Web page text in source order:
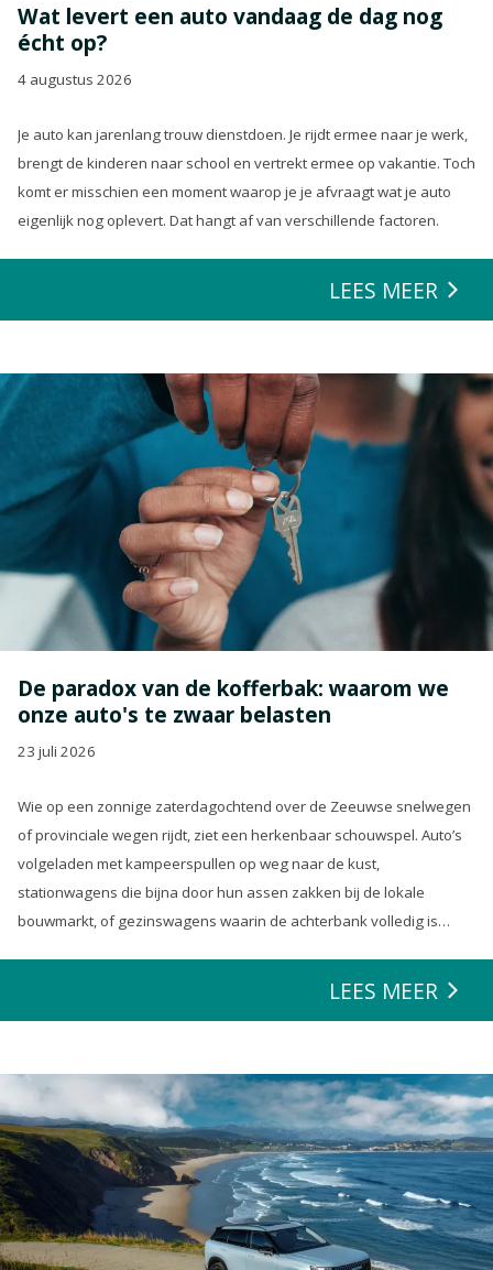
Wat levert een auto vandaag de dag nog
écht op?
4 augustus 2026
Je auto kan jarenlang trouw dienstdoen. Je rijdt ermee naar je werk,
brengt de kinderen naar school en vertrekt ermee op vakantie. Toch
komt er misschien een moment waarop je je afvraagt wat je auto
eigenlijk nog oplevert. Dat hangt af van verschillende factoren.
LEES MEER
De paradox van de kofferbak: waarom we
onze auto's te zwaar belasten
23 juli 2026
Wie op een zonnige zaterdagochtend over de Zeeuwse snelwegen
of provinciale wegen rijdt, ziet een herkenbaar schouwspel. Auto’s
volgeladen met kampeerspullen op weg naar de kust,
stationwagens die bijna door hun assen zakken bij de lokale
bouwmarkt, of gezinswagens waarin de achterbank volledig is
zeulen. We houden van onze auto’s en we verwachten dat ze alles
LEES MEER